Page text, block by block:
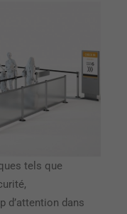
tels que
d’attention dans